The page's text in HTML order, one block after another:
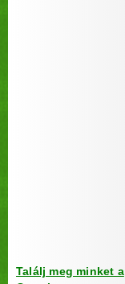
Találj meg minket a